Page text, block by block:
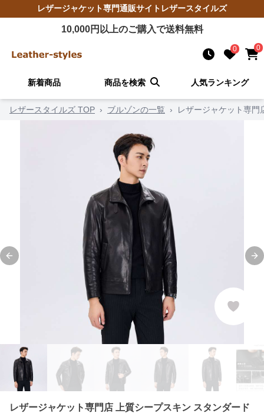
レザージャケット専門通販サイト レザースタイルズ
10,000円以上のご購入で送料無料
0 0
新着商品 商品を検索 人気ランキング
レザースタイルズ TOP › ブルゾンの一覧 › レザージャケット専
Previous slide
レザージャケット専門店 上質シープスキン スタンダード